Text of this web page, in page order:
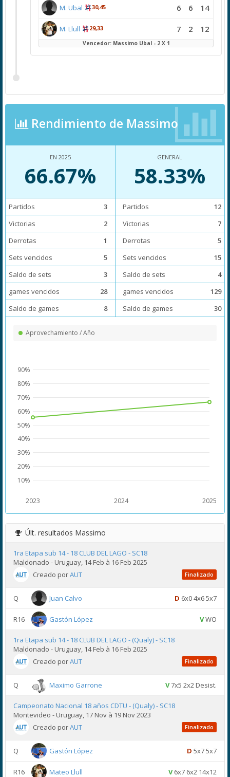
M. Ubal 30,45 6 6 14
M. Llull 29,33 7 2 12
Vencedor: Massimo Ubal - 2 X 1
Rendimiento de Massimo
EN 2025
66.67%
Partidos
3
Victorias
2
Derrotas
1
Sets vencidos
5
Saldo de sets
3
games vencidos
28
Saldo de games
8
GENERAL
58.33%
Partidos
12
Victorias
7
Derrotas
5
Sets vencidos
15
Saldo de sets
4
games vencidos
129
Saldo de games
30
Aprovechamiento / Año
2023 2024 2025
10%
20%
30%
40%
50%
60%
70%
80%
90%
Últ. resultados Massimo
1ra Etapa sub 14 - 18 CLUB DEL LAGO - SC18
Maldonado - Uruguay, 14 Feb à 16 Feb 2025
Creado porAUT Finalizado
Q Juan Calvo D 6x0 4x6 5x7
R16 Gastón López VWO
1ra Etapa sub 14 - 18 CLUB DEL LAGO - (Qualy) - SC18
Maldonado - Uruguay, 14 Feb à 16 Feb 2025
Creado porAUT Finalizado
Q Maximo Garrone V7x5 2x2 Desist.
Campeonato Nacional 18 años CDTU - (Qualy) - SC18
Montevideo - Uruguay, 17 Nov à 19 Nov 2023
Creado porAUT Finalizado
Q Gastón López D 5x7 5x7
R16 Mateo Llull V6x7 6x2 14x12